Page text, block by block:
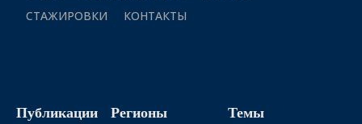
СТАЖИРОВКИ
КОНТАКТЫ
Публикации Регионы Темы